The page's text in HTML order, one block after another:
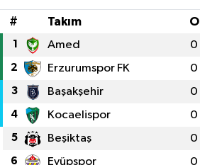
# Takım O
1 Amed 0
2 Erzurumspor FK 0
3 Başakşehir 0
4 Kocaelispor 0
5 Beşiktaş 0
6 Eyüpspor 0